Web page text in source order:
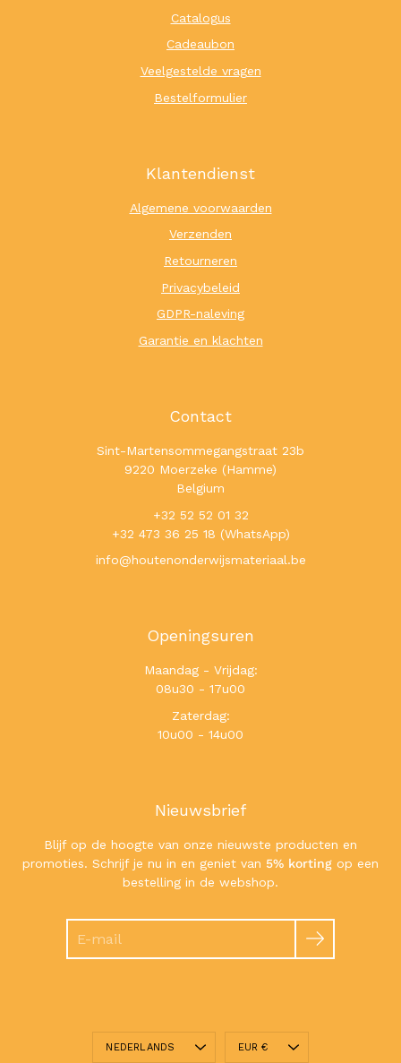
Catalogus
Cadeaubon
Veelgestelde vragen
Bestelformulier
Klantendienst
Algemene voorwaarden
Verzenden
Retourneren
Privacybeleid
GDPR-naleving
Garantie en klachten
Contact
Sint-Martensommegangstraat 23b
9220 Moerzeke (Hamme)
Belgium
+32 52 52 01 32
+32 473 36 25 18 (WhatsApp)
info@houtenonderwijsmateriaal.be
Openingsuren
Maandag - Vrijdag:
08u30 - 17u00
Zaterdag:
10u00 - 14u00
Nieuwsbrief
Blijf op de hoogte van onze nieuwste producten en
promoties. Schrijf je nu in en geniet van 5% korting op een
bestelling in de webshop.
Taal
NEDERLANDS Valuta
EUR €